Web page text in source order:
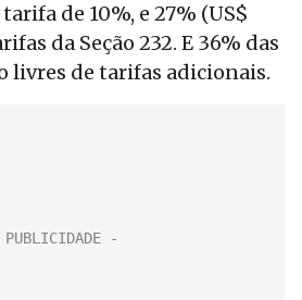
de 10%, e 27% (US$
da Seção 232. E 36% das
livres de tarifas adicionais.